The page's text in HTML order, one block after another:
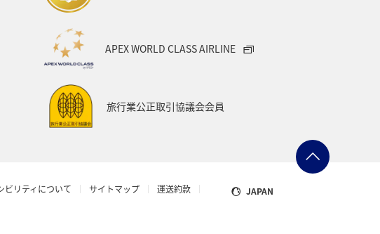
APEX WORLD CLASS AIRLINE
旅行業公正取引協議会会員
ビリティについて サイトマップ
運送約款
JAPAN